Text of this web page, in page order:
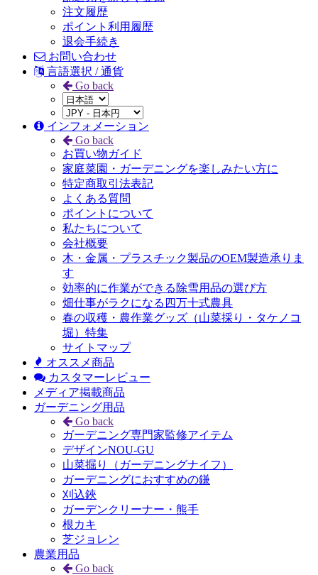
注文履歴
ポイント利用履歴
退会手続き
お問い合わせ
言語選択 / 通貨
Go back
インフォメーション
Go back
お買い物ガイド
家庭菜園・ガーデニングを楽しみたい方に
特定商取引法表記
よくある質問
ポイントについて
私たちについて
会社概要
木・金属・プラスチック製品のOEM製造承りま
す
効率的に作業ができる除雪用品の選び方
畑仕事がラクになる四万十式農具
春の収穫・農作業グッズ（山菜採り・タケノコ
堀）特集
サイトマップ
オススメ商品
カスタマーレビュー
メディア掲載商品
ガーデニング用品
Go back
ガーデニング専門家監修アイテム
デザインNOU-GU
山菜掘り（ガーデニングナイフ）
ガーデニングにおすすめの鎌
刈込鋏
ガーデンクリーナー・熊手
根カキ
芝ジョレン
農業用品
Go back